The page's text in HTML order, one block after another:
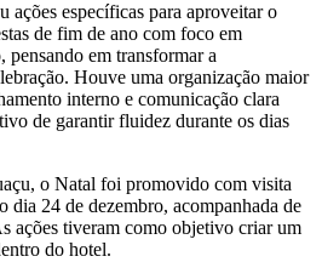
ações específicas para aproveitar o
de fim de ano com foco em
pensando em transformar a
Houve uma organização maior
interno e comunicação clara
de garantir fluidez durante os dias
o Natal foi promovido com visita
dia 24 de dezembro, acompanhada de
ações tiveram como objetivo criar um
do hotel.